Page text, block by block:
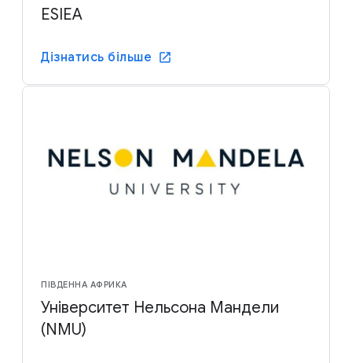
ESIEA
Дізнатись більше
ПІВДЕННА АФРИКА
Університет Нельсона Мандели
(NMU)